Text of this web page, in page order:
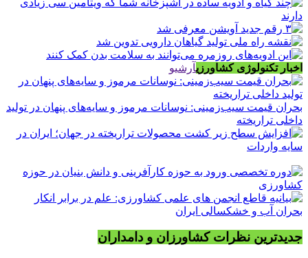
اخبار تکنولوژی کشاورزیآرشیو
بحران قیمت سیب‌زمینی: نوسانات مرموز و سایه‌های پنهان در تولید
داخلی تراریخته
جدیدترین نظرات کشاورزان و دامداران